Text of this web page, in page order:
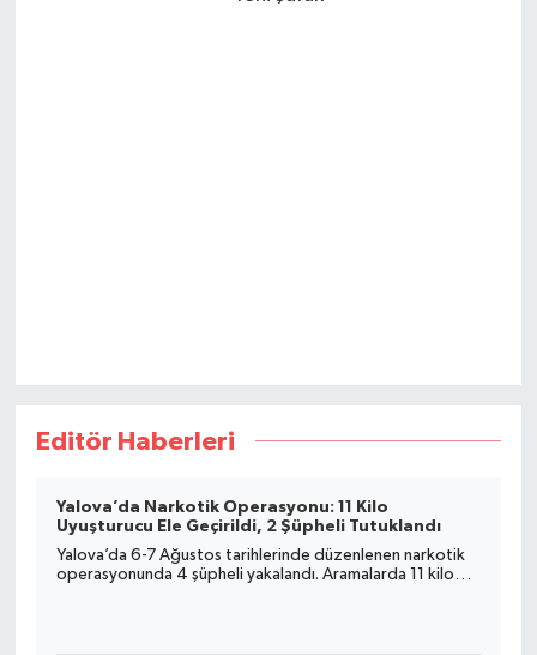
Editör Haberleri
Yalova’da Narkotik Operasyonu: 11 Kilo
Uyuşturucu Ele Geçirildi, 2 Şüpheli Tutuklandı
Yalova’da 6-7 Ağustos tarihlerinde düzenlenen narkotik
operasyonunda 4 şüpheli yakalandı. Aramalarda 11 kilo